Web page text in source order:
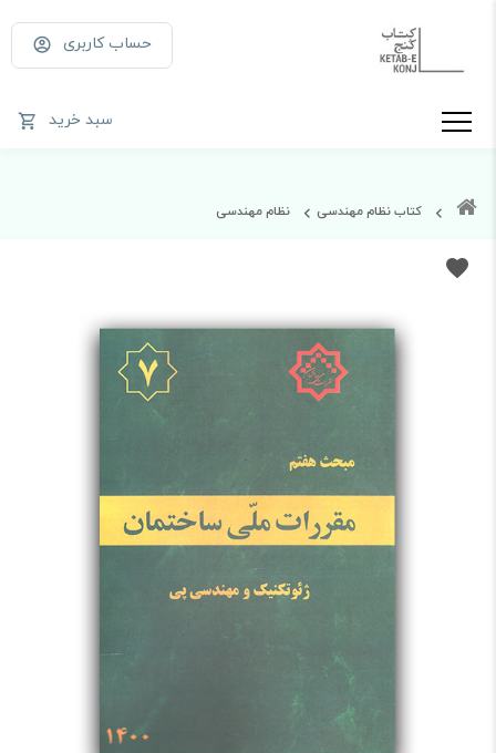
حساب کاربری
سبد خرید
کتاب نظام مهندسی نظام مهندسی